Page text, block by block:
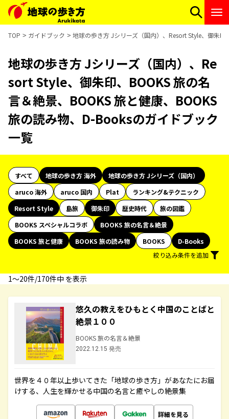
TOP ガイドブック 地球の歩き方 Jシリーズ（国内）、Resort Style、御朱
地球の歩き方 Jシリーズ（国内）、Re
sort Style、御朱印、BOOKS 旅の名
言＆絶景、BOOKS 旅と健康、BOOKS
旅の読み物、D-Booksのガイドブック
一覧
すべて 地球の歩き方 海外
地球の歩き方 Jシリーズ（国内）
aruco 海外
aruco 国内 Plat
ランキング&テクニック
Resort Style
島旅 御朱印 歴史時代
旅の図鑑
BOOKS スペシャルコラボ
BOOKS 旅の名言＆絶景
BOOKS 旅と健康
BOOKS 旅の読み物 BOOKS
D-Books
絞り込み条件を追加
1〜20件/170件中 を表示
悠久の教えをひもとく中国のことばと
絶景１００
BOOKS 旅の名言＆絶景
2022.12.15 発売
世界を４０年以上歩いてきた「地球の歩き方」があなたにお届
けする、人生を輝かせる中国の名言と癒やしの絶景集
詳細を見る